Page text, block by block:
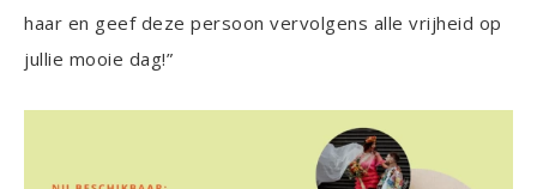
haar en geef deze persoon vervolgens alle vrijheid op
jullie mooie dag!”